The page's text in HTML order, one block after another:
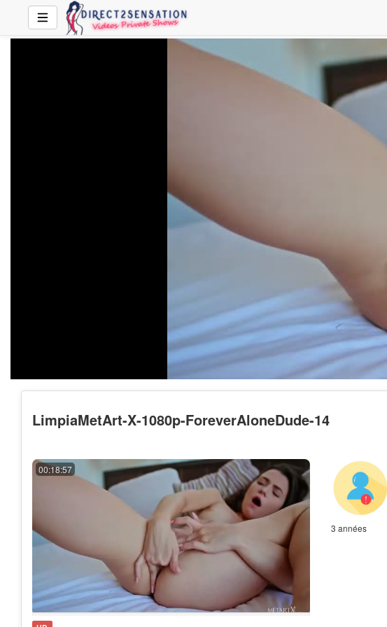
LimpiaMetArt-X-1080p-ForeverAloneDude-14
00:18:57
3 années